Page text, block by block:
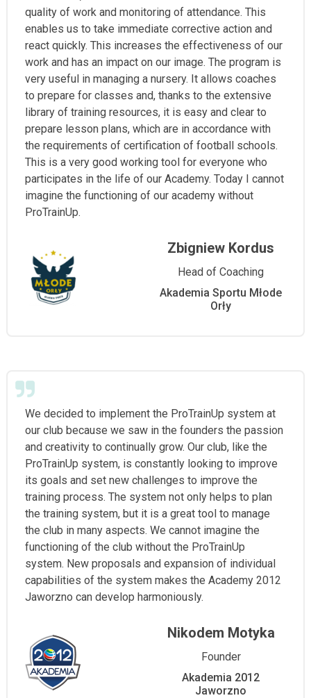
quality of work and monitoring of attendance. This
enables us to take immediate corrective action and
react quickly. This increases the effectiveness of our
work and has an impact on our image. The program is
very useful in managing a nursery. It allows coaches
to prepare for classes and, thanks to the extensive
library of training resources, it is easy and clear to
prepare lesson plans, which are in accordance with
the requirements of certification of football schools.
This is a very good working tool for everyone who
participates in the life of our Academy. Today I cannot
imagine the functioning of our academy without
ProTrainUp.
Zbigniew Kordus
Head of Coaching
Akademia Sportu Młode
Orły
We decided to implement the ProTrainUp system at
our club because we saw in the founders the passion
and creativity to continually grow. Our club, like the
ProTrainUp system, is constantly looking to improve
its goals and set new challenges to improve the
training process. The system not only helps to plan
the training system, but it is a great tool to manage
the club in many aspects. We cannot imagine the
functioning of the club without the ProTrainUp
system. New proposals and expansion of individual
capabilities of the system makes the Academy 2012
Jaworzno can develop harmoniously.
Nikodem Motyka
Founder
Akademia 2012
Jaworzno